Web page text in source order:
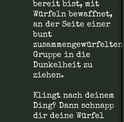
bereit bist, mit
Würfeln bewaffnet,
an der Seite einer
bunt
zusammengewürfelten
Gruppe in die
Dunkelheit zu
ziehen.
Klingt nach deinem
Ding? Dann schnapp
dir deine Würfel